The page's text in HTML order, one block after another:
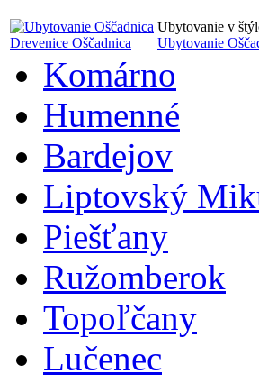
Drevenice Oščadnica
Ubytovanie v
Ubytovanie
Komárno
Humenné
Bardejov
Liptovský
Piešťany
Ružomberok
Topoľčany
Lučenec